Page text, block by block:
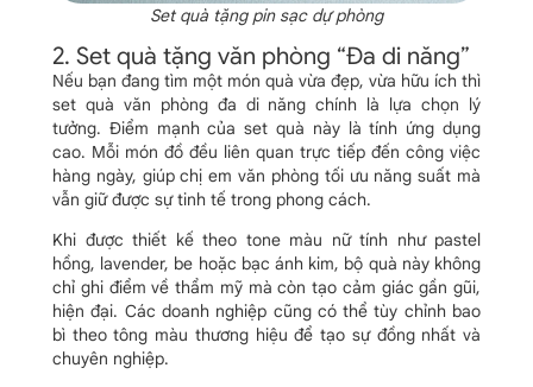
Set quà tặng pin sạc dự phòng
2. Set quà tặng văn phòng “Đa di năng”
Nếu bạn đang tìm một món quà vừa đẹp, vừa hữu ích thì
set quà văn phòng đa di năng chính là lựa chọn lý
tưởng. Điểm mạnh của set quà này là tính ứng dụng
cao. Mỗi món đồ đều liên quan trực tiếp đến công việc
hàng ngày, giúp chị em văn phòng tối ưu năng suất mà
vẫn giữ được sự tinh tế trong phong cách.
Khi được thiết kế theo tone màu nữ tính như pastel
hồng, lavender, be hoặc bạc ánh kim, bộ quà này không
chỉ ghi điểm về thẩm mỹ mà còn tạo cảm giác gần gũi,
hiện đại. Các doanh nghiệp cũng có thể tùy chỉnh bao
bì theo tông màu thương hiệu để tạo sự đồng nhất và
chuyên nghiệp.